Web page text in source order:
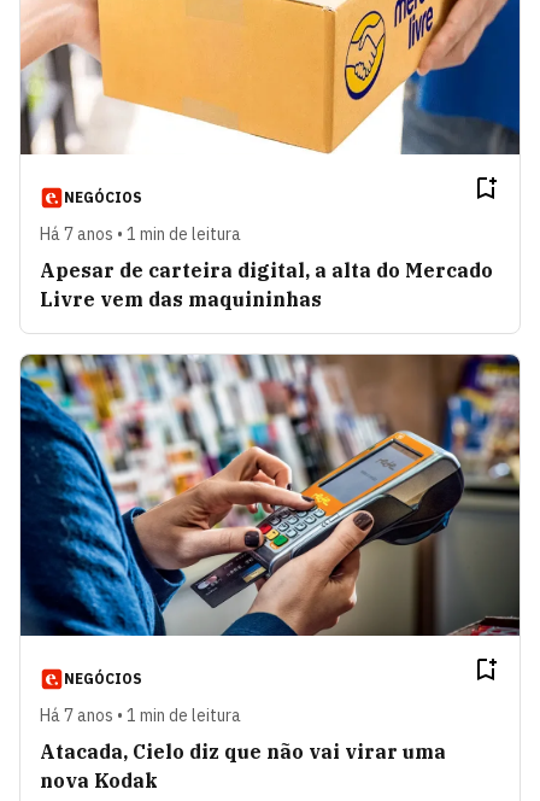
NEGÓCIOS
Há 7 anos • 1 min de leitura
Apesar de carteira digital, a alta do Mercado
Livre vem das maquininhas
NEGÓCIOS
Há 7 anos • 1 min de leitura
Atacada, Cielo diz que não vai virar uma
nova Kodak